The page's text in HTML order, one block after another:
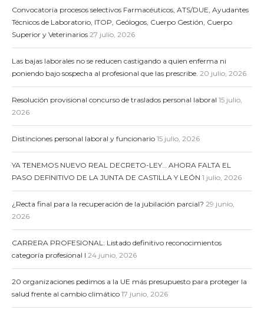
Convocatoria procesos selectivos Farmacéuticos, ATS/DUE, Ayudantes
Técnicos de Laboratorio, ITOP, Geólogos, Cuerpo Gestión, Cuerpo
Superior y Veterinarios 27 julio, 2026
Las bajas laborales no se reducen castigando a quien enferma ni
poniendo bajo sospecha al profesional que las prescribe. 20 julio, 2026
Resolución provisional concurso de traslados personal laboral 15 julio,
2026
Distinciones personal laboral y funcionario 15 julio, 2026
YA TENEMOS NUEVO REAL DECRETO-LEY… AHORA FALTA EL
PASO DEFINITIVO DE LA JUNTA DE CASTILLA Y LEÓN 1 julio, 2026
¿Recta final para la recuperación de la jubilación parcial? 29 junio,
2026
CARRERA PROFESIONAL: Listado definitivo reconocimientos
categoría profesional I 24 junio, 2026
20 organizaciones pedimos a la UE más presupuesto para proteger la
salud frente al cambio climático 17 junio, 2026